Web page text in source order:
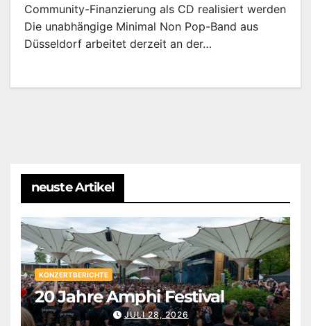
Community-Finanzierung als CD realisiert werden
Die unabhängige Minimal Non Pop-Band aus
Düsseldorf arbeitet derzeit an der…
neuste Artikel
KONZERTBERICHTE
20 Jahre Amphi Festival
JULI 28, 2026